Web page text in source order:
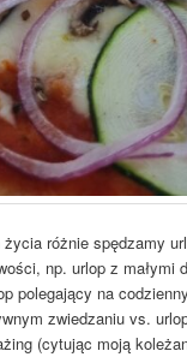
różnie spędzamy
np. urlop z małymi
polegający na
zwiedzaniu vs.
(cytując moją